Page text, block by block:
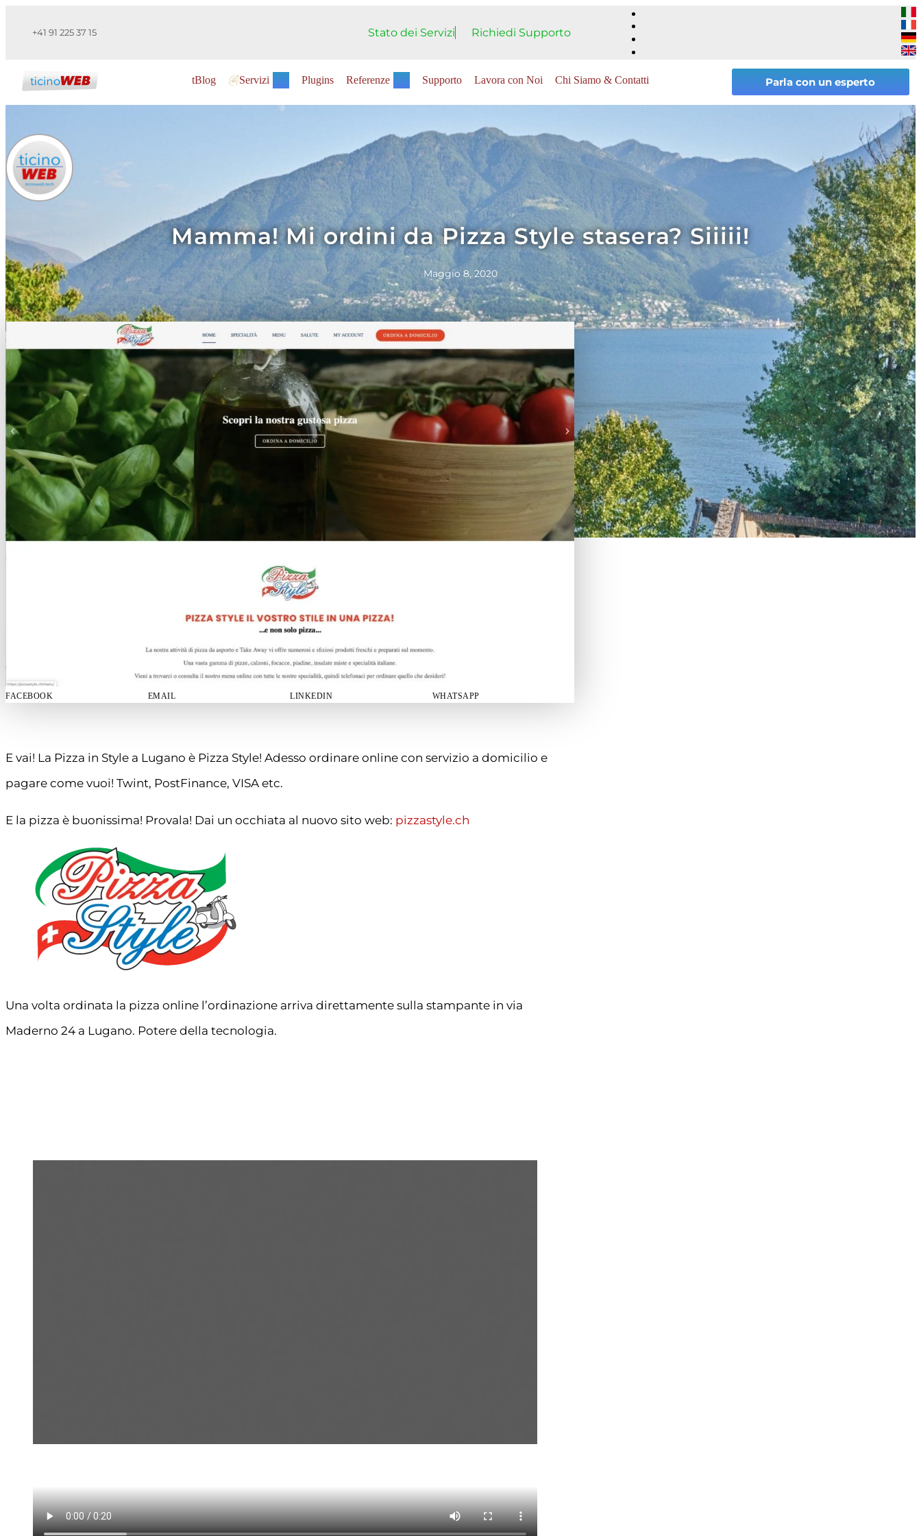
+41 91 225 37 15 Stato dei Servizi Richiedi Supporto
tBlog Servizi Plugins Referenze Supporto Lavora con Noi Chi Siamo & Contatti Parla con un esperto
Mamma! Mi ordini da Pizza Style stasera? Siiiii!
Maggio 8, 2020
FACEBOOK EMAIL LINKEDIN WHATSAPP
E vai! La Pizza in Style a Lugano è Pizza Style! Adesso ordinare online con servizio a domicilio e
pagare come vuoi! Twint, PostFinance, VISA etc.
E la pizza è buonissima! Provala! Dai un occhiata al nuovo sito web: pizzastyle.ch
Una volta ordinata la pizza online l’ordinazione arriva direttamente sulla stampante in via
Maderno 24 a Lugano. Potere della tecnologia.